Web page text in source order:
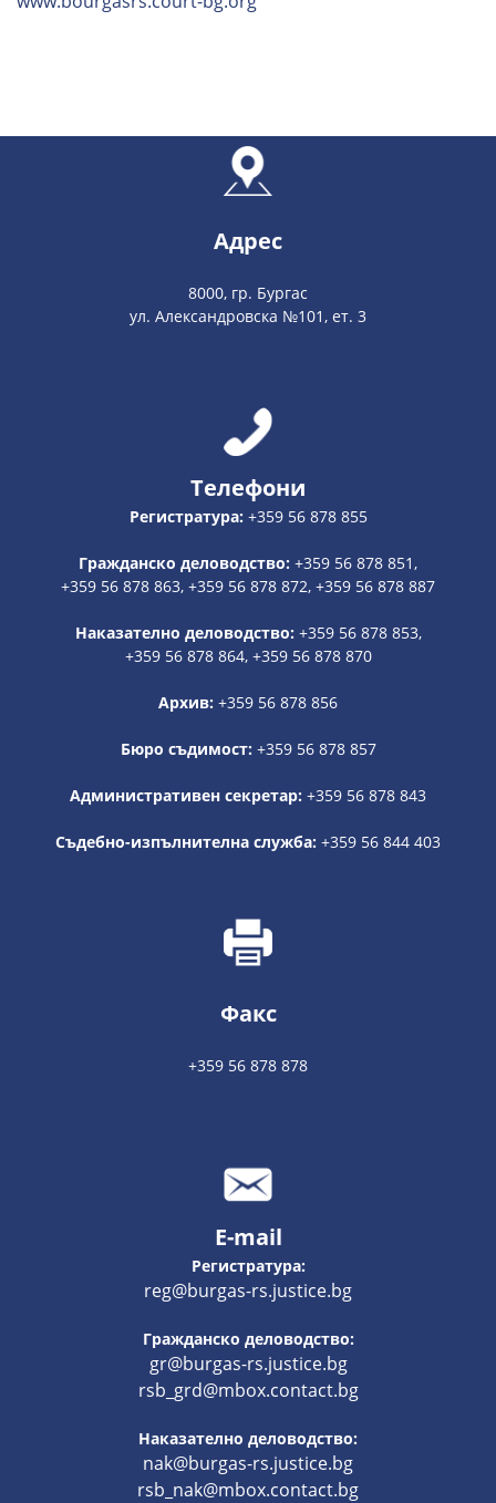
Адрес
8000, гр. Бургас
ул. Александровска №101, ет. 3
Телефони
Регистратура: +359 56 878 855
Гражданско деловодство: +359 56 878 851,
+359 56 878 863, +359 56 878 872, +359 56 878 887
Наказателно деловодство: +359 56 878 853,
+359 56 878 864, +359 56 878 870
Архив: +359 56 878 856
Бюро съдимост: +359 56 878 857
Административен секретар: +359 56 878 843
Съдебно-изпълнителна служба: +359 56 844 403
Факс
+359 56 878 878
E-mail
Регистратура:
reg@burgas-rs.justice.bg
Гражданско деловодство:
gr@burgas-rs.justice.bg
rsb_grd@mbox.contact.bg
Наказателно деловодство:
nak@burgas-rs.justice.bg
rsb_nak@mbox.contact.bg